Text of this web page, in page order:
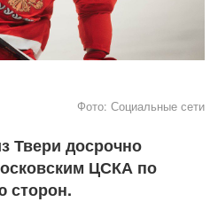
Фото: Социальные сети
Твери досрочно
ЦСКА по
сторон.